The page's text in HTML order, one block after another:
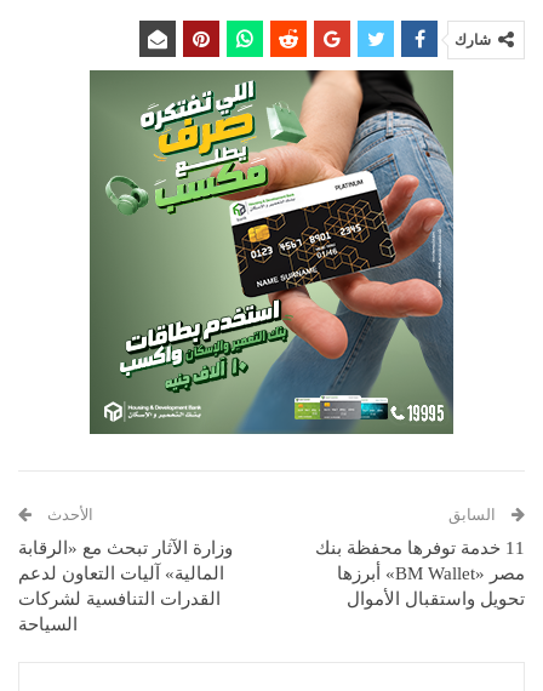
شارك
السابق
11 خدمة توفرها محفظة بنك
مصر «BM Wallet» أبرزها
تحويل واستقبال الأموال
الأحدث
وزارة الآثار تبحث مع «الرقابة
المالية» آليات التعاون لدعم
القدرات التنافسية لشركات
السياحة